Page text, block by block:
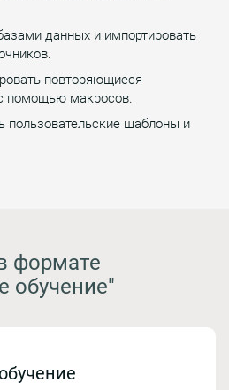
данных и импортировать
повторяющиеся
помощью макросов.
пользовательские шаблоны и
формате
обучение"